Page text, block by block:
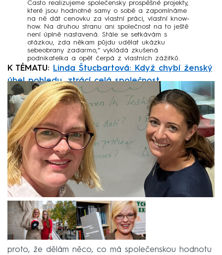
Často realizujeme společensky prospěšné projekty,
které jsou hodnotné samy o sobě a zapomínáme
na ně dát cenovku za vlastní práci, vlastní know-
how. Na druhou stranu ani společnost na to ještě
není úplně nastavená. Stále se setkávám s
otázkou, zda někam půjdu udělat ukázku
sebeobrany zadarmo,“ vykládá zkušená
podnikatelka a opět čerpá z vlastních zážitků.
K TÉMATU:
Linda Štucbartová: Když chybí ženský
úhel pohledu, ztrácí celá společnost
„Vzal by si někdo v obchodě chleba zadarmo? Jenom
proto, že dělám něco, co má společenskou hodnotu